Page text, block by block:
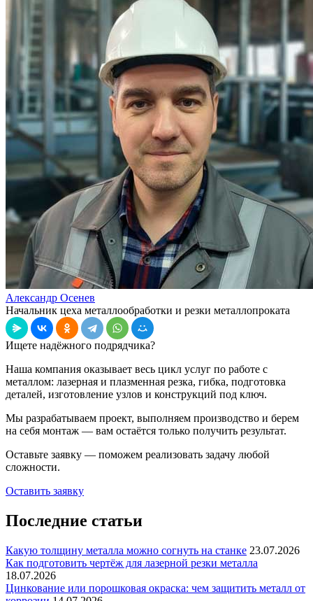
Александр Осенев
Начальник цеха металлообработки и резки металлопроката
Ищете надёжного подрядчика?
Наша компания оказывает весь цикл услуг по работе с
металлом: лазерная и плазменная резка, гибка, подготовка
деталей, изготовление узлов и конструкций под ключ.
Мы разрабатываем проект, выполняем производство и берем
на себя монтаж — вам остаётся только получить результат.
Оставьте заявку — поможем реализовать задачу любой
сложности.
Оставить заявку
Последние статьи
Какую толщину металла можно согнуть на станке 23.07.2026
Как подготовить чертёж для лазерной резки металла
18.07.2026
Цинкование или порошковая окраска: чем защитить металл от